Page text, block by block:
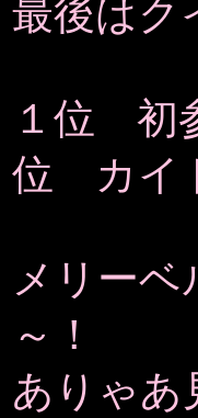
最後はク
１位 初
位 カイ
メリー
～！
ありゃあ